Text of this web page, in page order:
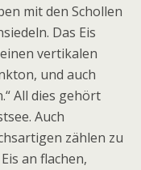
mit den Schollen
Das Eis
vertikalen
und auch
All dies gehört
Auch
zählen zu
an flachen,